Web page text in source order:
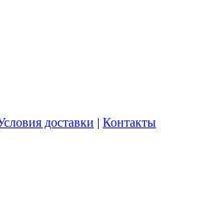
доставки | Контакты